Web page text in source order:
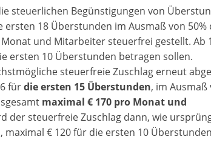
steuerlichen Begünstigungen von
18 Überstunden im Ausmaß von 50%
und Mitarbeiter steuerfrei gestellt. Ab
ersten 10 Überstunden betragen sollen.
steuerfreie Zuschlag erneut
fürdie ersten 15 Überstunden, im Ausmaß
maximal € 170 pro Monat und
der steuerfreie Zuschlag dann, wie
maximal € 120 für die ersten 10 Überstunden